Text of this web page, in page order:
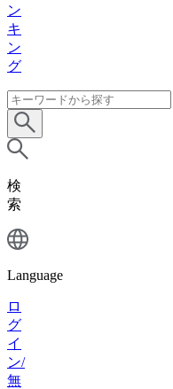
ン
キ
ン
グ
検
索
Language
ロ
グ
イ
ン/
無